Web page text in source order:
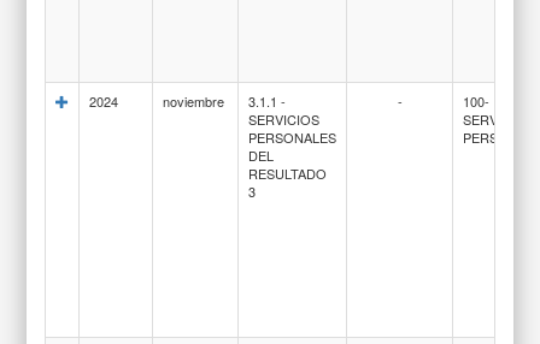
2024 noviembre
3.1.1 -
SERVICIOS
PERSONALES
DEL
RESULTADO
3
-
100-
SERVICIOS